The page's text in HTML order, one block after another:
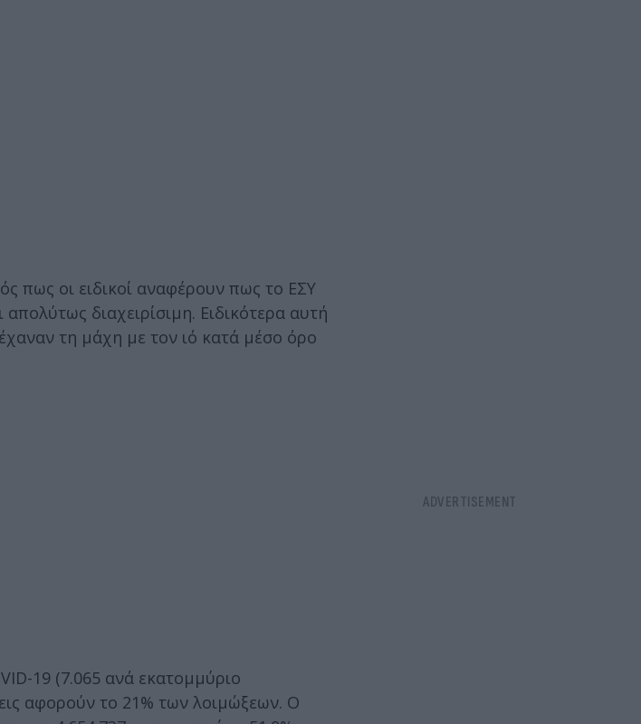
πως οι ειδικοί αναφέρουν πως το ΕΣΥ
διαχειρίσιμη. Ειδικότερα αυτή
τη μάχη με τον ιό κατά μέσο όρο
19 (7.065 ανά εκατoμμύριο
αφορούν το 21% των λοιμώξεων. Ο